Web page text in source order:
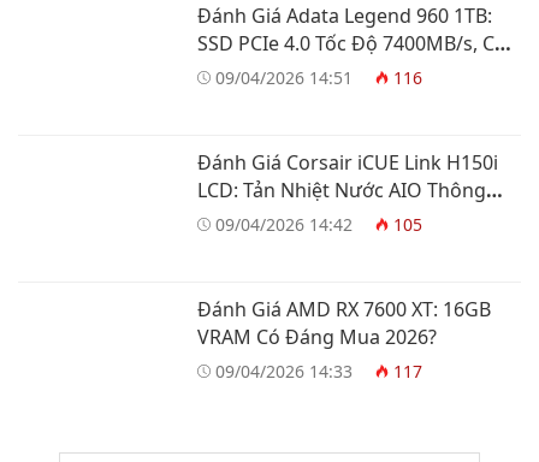
Đánh Giá Adata Legend 960 1TB:
SSD PCIe 4.0 Tốc Độ 7400MB/s, Có
Đáng Mua?
09/04/2026 14:51 116
Đánh Giá Corsair iCUE Link H150i
LCD: Tản Nhiệt Nước AIO Thông
Minh
09/04/2026 14:42 105
Đánh Giá AMD RX 7600 XT: 16GB
VRAM Có Đáng Mua 2026?
09/04/2026 14:33 117